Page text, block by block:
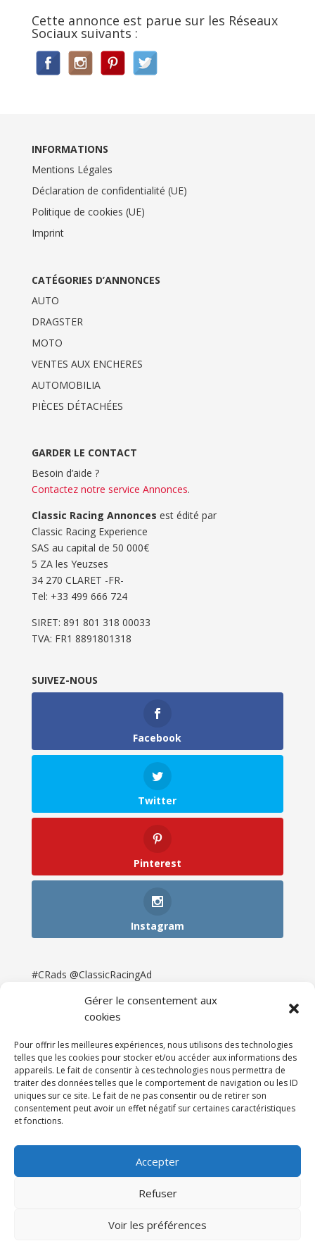
Gérer le consentement aux
cookies
Pour offrir les meilleures expériences, nous utilisons des technologies
telles que les cookies pour stocker et/ou accéder aux informations des
appareils. Le fait de consentir à ces technologies nous permettra de
traiter des données telles que le comportement de navigation ou les ID
uniques sur ce site. Le fait de ne pas consentir ou de retirer son
consentement peut avoir un effet négatif sur certaines caractéristiques
et fonctions.
Accepter
Refuser
Voir les préférences
Cette annonce est parue sur les Réseaux
Sociaux suivants :
INFORMATIONS
Mentions Légales
Déclaration de confidentialité (UE)
Politique de cookies (UE)
Imprint
CATÉGORIES D’ANNONCES
AUTO
DRAGSTER
MOTO
VENTES AUX ENCHERES
AUTOMOBILIA
PIÈCES DÉTACHÉES
GARDER LE CONTACT
Besoin d’aide ?
Contactez notre service Annonces.
Classic Racing Annonces est édité par
Classic Racing Experience
SAS au capital de 50 000€
5 ZA les Yeuzses
34 270 CLARET -FR-
Tel: ‭+33 499 666 724‬
SIRET: 891 801 318 00033
TVA: FR1 8891801318
SUIVEZ-NOUS
Facebook
Twitter
Pinterest
Instagram
#CRads @ClassicRacingAd
Newsletter & Presse
Partenaires
Tarifs
Espace Client
121DigitalGroup |